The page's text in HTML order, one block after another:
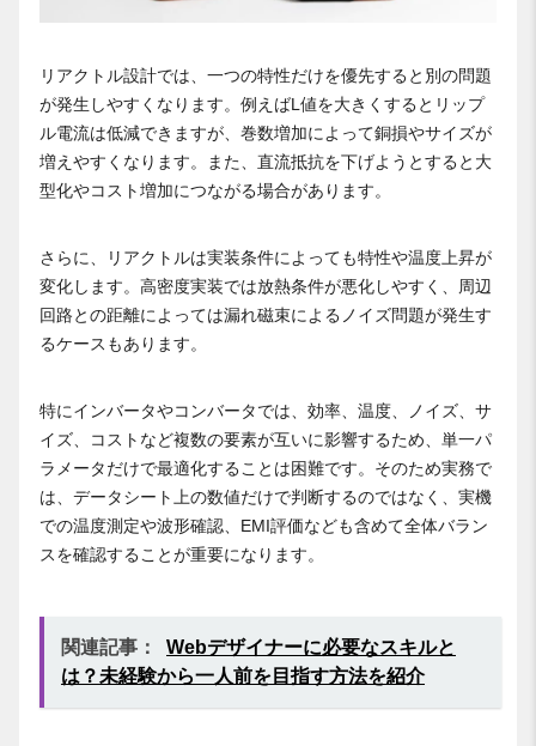
リアクトル設計では、一つの特性だけを優先すると別の問題
が発生しやすくなります。例えばL値を大きくするとリップ
ル電流は低減できますが、巻数増加によって銅損やサイズが
増えやすくなります。また、直流抵抗を下げようとすると大
型化やコスト増加につながる場合があります。
さらに、リアクトルは実装条件によっても特性や温度上昇が
変化します。高密度実装では放熱条件が悪化しやすく、周辺
回路との距離によっては漏れ磁束によるノイズ問題が発生す
るケースもあります。
特にインバータやコンバータでは、効率、温度、ノイズ、サ
イズ、コストなど複数の要素が互いに影響するため、単一パ
ラメータだけで最適化することは困難です。そのため実務で
は、データシート上の数値だけで判断するのではなく、実機
での温度測定や波形確認、EMI評価なども含めて全体バラン
スを確認することが重要になります。
関連記事：
Webデザイナーに必要なスキルと
は？未経験から一人前を目指す方法を紹介